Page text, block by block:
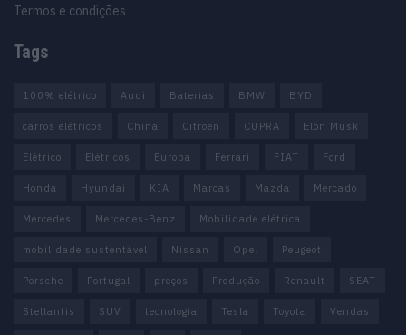
Termos e condições
Tags
100% elétrico Audi Baterias BMW BYD
carros elétricos China Citröen CUPRA Elon Musk
Elétrico Elétricos Europa Ferrari FIAT Ford
Honda Hyundai KIA Marcas Mazda Mercado
Mercedes Mercedes-Benz Mobilidade elétrica
mobilidade sustentável Nissan Opel Peugeot
Porsche Portugal preços Produção Renault SEAT
Stellantis SUV tecnologia Tesla Toyota Vendas